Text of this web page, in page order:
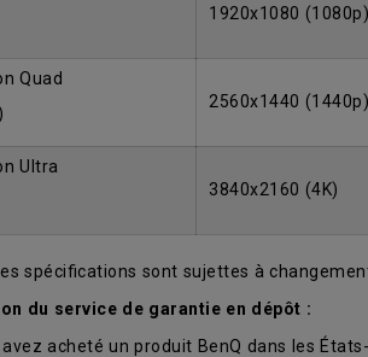
1920x1080 (1080p)
Quad
2560x1440 (1440p)
Ultra
3840x2160 (4K)
spécifications sont sujettes à
du service de garantie en dépôt :
acheté un produit BenQ dans les